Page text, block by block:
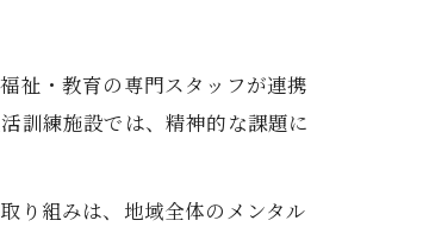
祉・教育の専門スタッフが連携
訓練施設では、精神的な課題に
り組みは、地域全体のメンタル